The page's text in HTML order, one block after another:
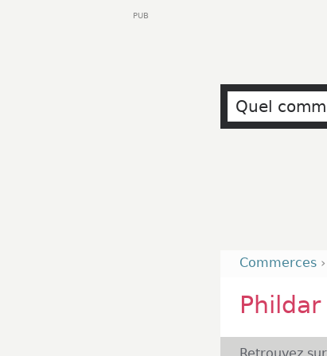
Commerces ›
PUB